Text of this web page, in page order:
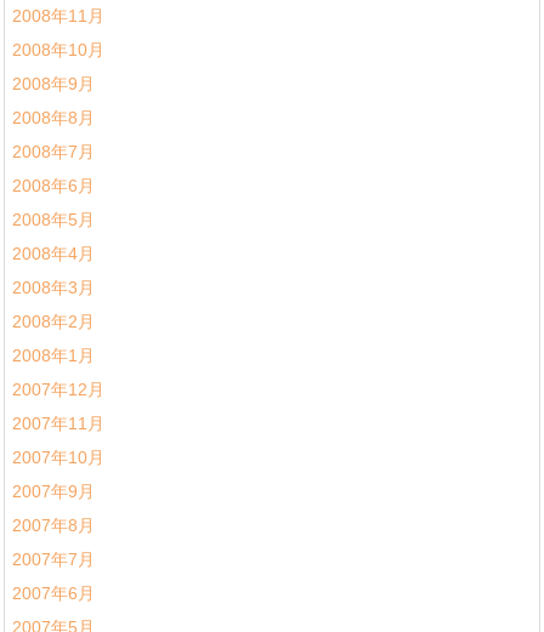
2008年11月
2008年10月
2008年9月
2008年8月
2008年7月
2008年6月
2008年5月
2008年4月
2008年3月
2008年2月
2008年1月
2007年12月
2007年11月
2007年10月
2007年9月
2007年8月
2007年7月
2007年6月
2007年5月